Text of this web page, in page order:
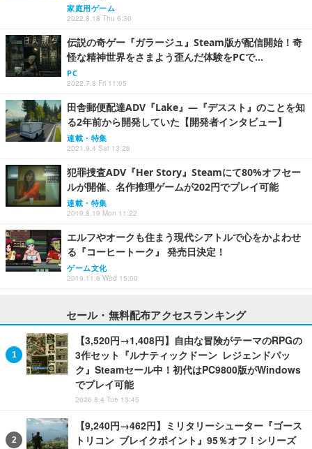
家庭用ゲーム
2022.8.18 Thu 6:30
伝説の奇ゲー『ガラージュ』Steam版が配信開始！奇
怪な精神世界をさまよう歪んだ体験をPCで…
PC
2022.7.8 Fri 11:05
田舎郵便配達ADV『Lake』―『デススト』のことを知
る2年前から開発していた【開発者インタビュー】
連載・特集
2021.9.4 Sat 13:26
犯罪捜査ADV『Her Story』Steamにて80%オフセー
ルが開催、名作推理ゲームが202円でプレイ可能
連載・特集
2019.8.19 Mon 11:22
エルフやオークも住まう現代シアトルで心をかよわせ
る『コーヒートーク』 発売日決定！
ゲーム文化
2019.11.6 Wed 15:00
セール・無料配布アクセスランキング
【3,520円→1,408円】自由な冒険がテーマのRPGの
3作セット『ルナティックドーン レジェンドパッ
ク』Steamセール中！初代はPC9800版がWindows
でプレイ可能
2026.8.4 Tue 13:45
【9,240円→462円】ミリタリーシューター『ゴース
トリコン ブレイクポイント』95％オフ！シリーズ